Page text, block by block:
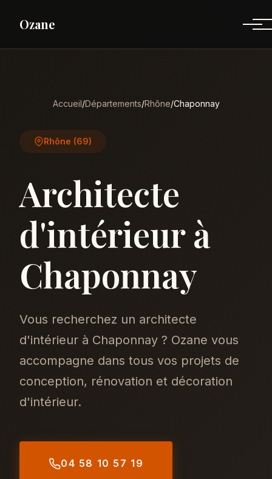
Ozane
Accueil/Départements/Rhône/Chaponnay
Rhône (69)
Architecte
d'intérieur à
Chaponnay
Vous recherchez un architecte
d'intérieur à Chaponnay ? Ozane vous
accompagne dans tous vos projets de
conception, rénovation et décoration
d'intérieur.
04 58 10 57 19